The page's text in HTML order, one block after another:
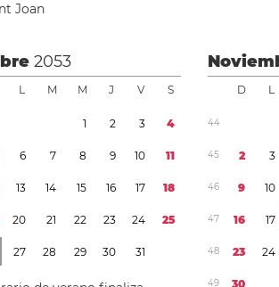
Joan
2053
L M M J V S
1 2 3 4
6 7 8 9 10 11
13 14 15 16 17 18
20 21 22 23 24 25
27 28 29 30 31
D L
44
45 2 3
46 9 10
47 16 17
48 23 24
49 30